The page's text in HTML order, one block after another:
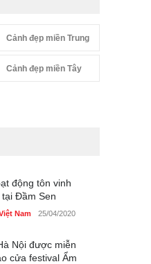
Cảnh đẹp miền Trung
Cảnh đẹp miền Tây
động tôn vinh
tại Đầm Sen
Nam 25/04/2020
Nội được miễn
cửa festival Ẩm